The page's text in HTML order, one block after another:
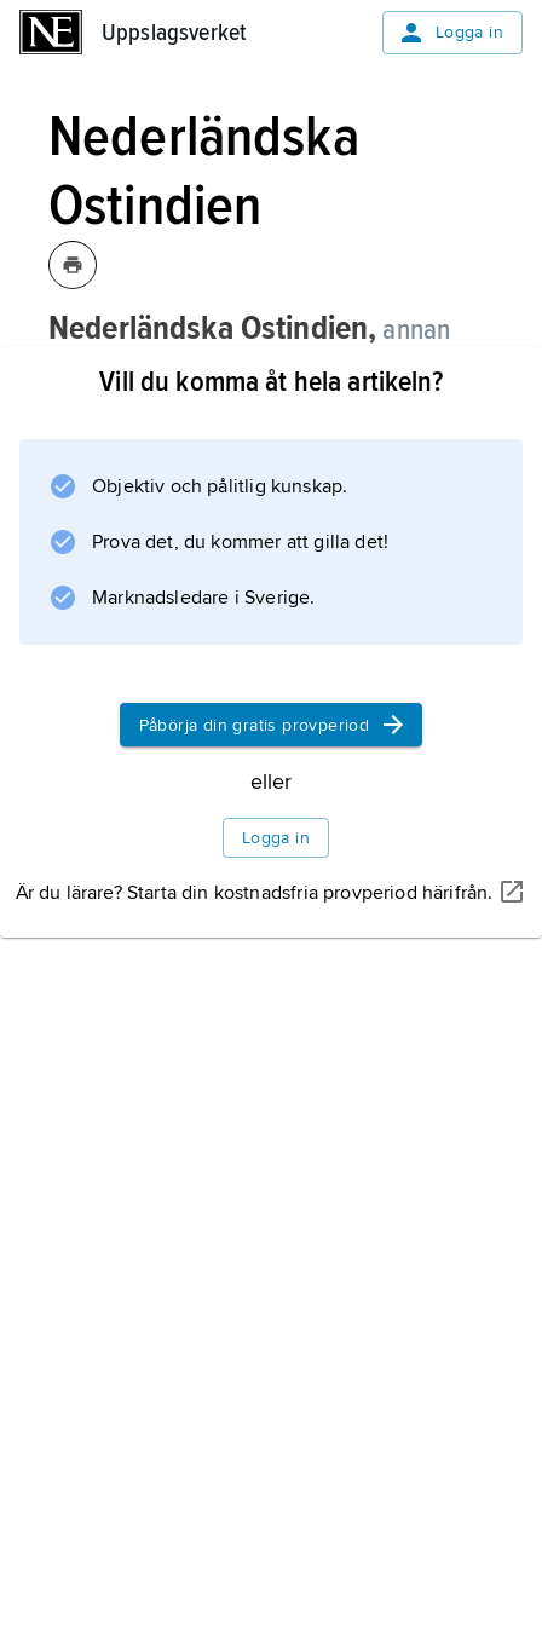
Uppslagsverket Logga in
Nederländska
Ostindien
Nederländska Ostindien, annan
benämning på
Nederländska Indien.
Vill du komma åt hela artikeln?
Objektiv och pålitlig kunskap.
Prova det, du kommer att gilla det!
Marknadsledare i Sverige.
Påbörja din gratis provperiod
eller
Logga in
Är du lärare? Starta din kostnadsfria provperiod härifrån.